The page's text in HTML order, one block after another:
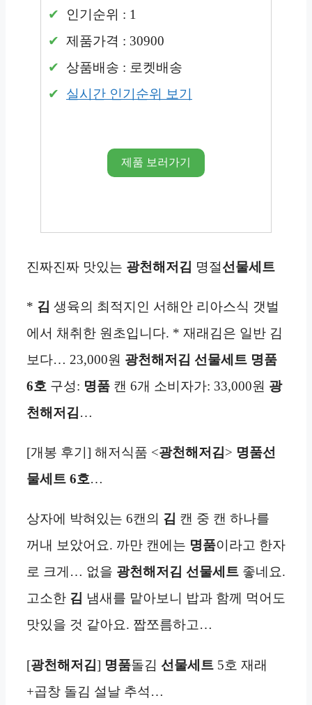
인기순위 : 1
제품가격 : 30900
상품배송 : 로켓배송
실시간 인기순위 보기
제품 보러가기
진짜진짜 맛있는 광천해저김 명절선물세트
* 김 생육의 최적지인 서해안 리아스식 갯벌
에서 채취한 원초입니다. * 재래김은 일반 김
보다… 23,000원 광천해저김 선물세트 명품
6호 구성: 명품 캔 6개 소비자가: 33,000원 광
천해저김…
[개봉 후기] 해저식품 <광천해저김> 명품선
물세트 6호…
상자에 박혀있는 6캔의 김 캔 중 캔 하나를
꺼내 보았어요. 까만 캔에는 명품이라고 한자
로 크게… 없을 광천해저김 선물세트 좋네요.
고소한 김 냄새를 맡아보니 밥과 함께 먹어도
맛있을 것 같아요. 짭쪼름하고…
[광천해저김] 명품돌김 선물세트 5호 재래
+곱창 돌김 설날 추석…